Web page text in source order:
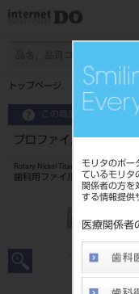
モリタのポー
ているモリ
関係者の方を
する情報提供
医療関係者
トップページ プロファ
この商品に関するお問い
プロファイル 04テ
Rotary Nickel Titanium File
歯科用ファイル（ニッケルチ